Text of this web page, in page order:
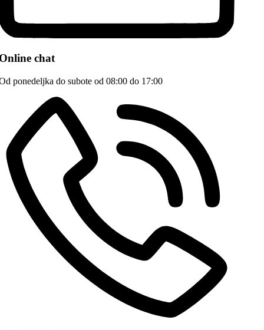
chat
ponedeljka do subote od 08:00 do 17:00